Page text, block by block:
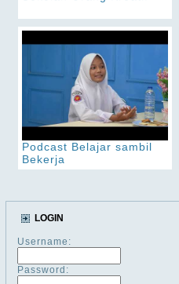
Podcast Belajar sambil
Bekerja
LOGIN
Username:
Password: